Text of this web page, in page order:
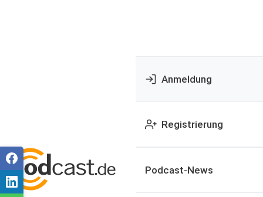
Anmeldung
Registrierung
Podcast-News